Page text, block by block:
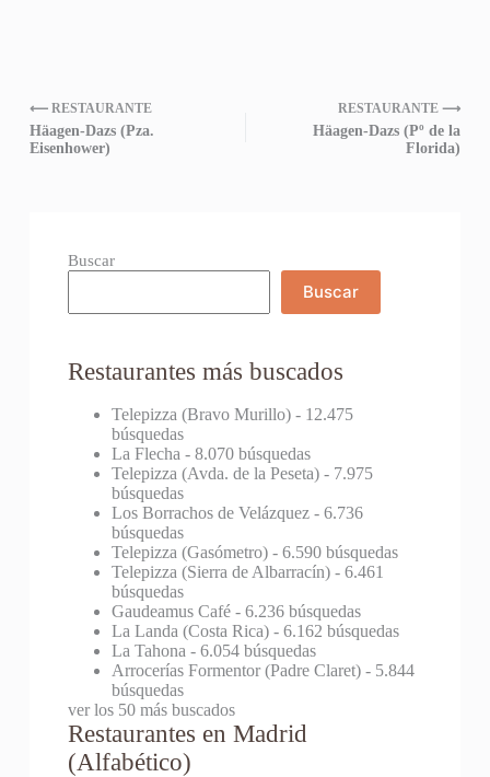
⟵ RESTAURANTE
Häagen-Dazs (Pza.
Eisenhower)
RESTAURANTE ⟶
Häagen-Dazs (Pº de la
Florida)
Buscar
Buscar
Restaurantes más buscados
Telepizza (Bravo Murillo)- 12.475
búsquedas
La Flecha - 8.070 búsquedas
Telepizza (Avda. de la Peseta)- 7.975
búsquedas
Los Borrachos de Velázquez- 6.736
búsquedas
Telepizza (Gasómetro)- 6.590 búsquedas
Telepizza (Sierra de Albarracín)- 6.461
búsquedas
Gaudeamus Café- 6.236 búsquedas
La Landa (Costa Rica)- 6.162 búsquedas
La Tahona - 6.054 búsquedas
Arrocerías Formentor (Padre Claret)- 5.844
búsquedas
ver los 50 más buscados
Restaurantes en Madrid
(Alfabético)